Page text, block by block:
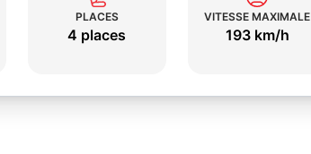
PLACES
4 places
VITESSE MAXIMALE
193 km/h